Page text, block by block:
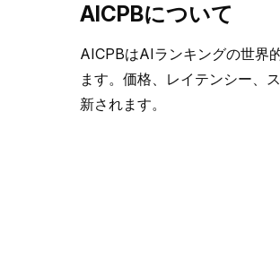
AICPBについて
AICPBはAIランキングの世界
ます。価格、レイテンシー、
新されます。